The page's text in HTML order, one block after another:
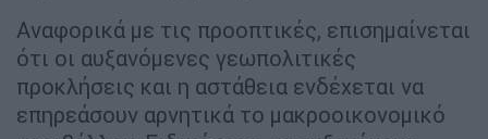
Αναφορικά με τις προοπτικές, επισημαίνεται
ότι οι αυξανόμενες γεωπολιτικές
προκλήσεις και η αστάθεια ενδέχεται να
επηρεάσουν αρνητικά το μακροοικονομικό